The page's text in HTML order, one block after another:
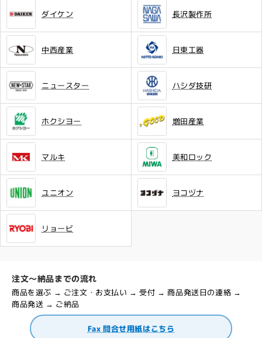
ダイケン 長沢製作所
中西産業 日東工器
ニュースター ハシダ技研
ホクシヨー 増田産業
マルキ 美和ロック
ユニオン ヨコヅナ
リョービ
注文～納品までの流れ
商品を選ぶ → ご注文・お支払い → 受付 → 商品発送日の連絡 →
商品発送 → ご納品
Fax 問合せ用紙はこちら